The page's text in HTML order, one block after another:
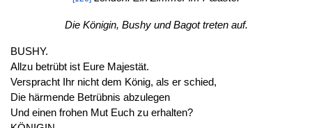
Die Königin, Bushy und Bagot treten auf.
BUSHY.
Allzu betrübt ist Eure Majestät.
Verspracht Ihr nicht dem König, als er schied,
Die härmende Betrübnis abzulegen
Und einen frohen Mut Euch zu erhalten?